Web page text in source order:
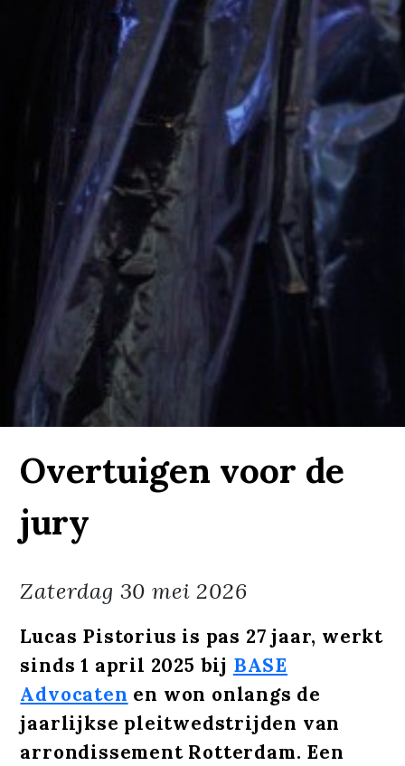
Overtuigen voor de
jury
Zaterdag 30 mei 2026
Lucas Pistorius is pas 27 jaar, werkt
sinds 1 april 2025 bij BASE
Advocaten en won onlangs de
jaarlijkse pleitwedstrijden van
arrondissement Rotterdam. Een